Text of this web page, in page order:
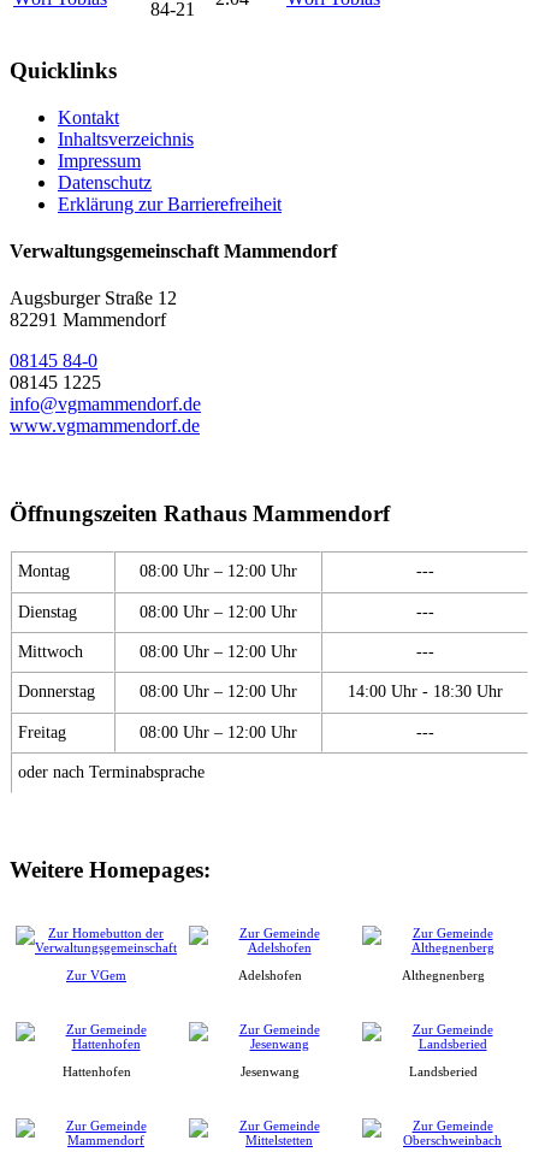
84-21
Quicklinks
Kontakt
Inhaltsverzeichnis
Impressum
Datenschutz
Erklärung zur Barrierefreiheit
Verwaltungsgemeinschaft Mammendorf
Augsburger Straße 12
82291 Mammendorf
08145 84-0
08145 1225
info@vgmammendorf.de
www.vgmammendorf.de
Öffnungszeiten Rathaus Mammendorf
Montag 08:00 Uhr – 12:00 Uhr ---
Dienstag 08:00 Uhr – 12:00 Uhr ---
Mittwoch 08:00 Uhr – 12:00 Uhr ---
Donnerstag 08:00 Uhr – 12:00 Uhr 14:00 Uhr - 18:30 Uhr
Freitag 08:00 Uhr – 12:00 Uhr ---
oder nach Terminabsprache
Weitere Homepages:
Zur VGem Adelshofen Althegnenberg
Hattenhofen Jesenwang Landsberied